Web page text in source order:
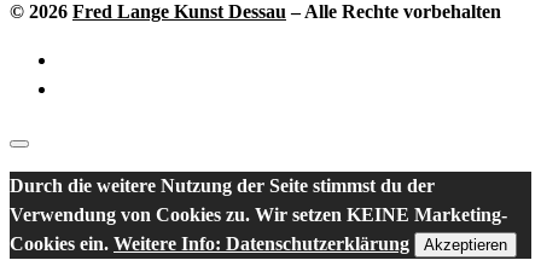
© 2026 Fred Lange Kunst Dessau – Alle Rechte vorbehalten
Durch die weitere Nutzung der Seite stimmst du der
Verwendung von Cookies zu. Wir setzen KEINE Marketing-
Cookies ein. Weitere Info: Datenschutzerklärung Akzeptieren